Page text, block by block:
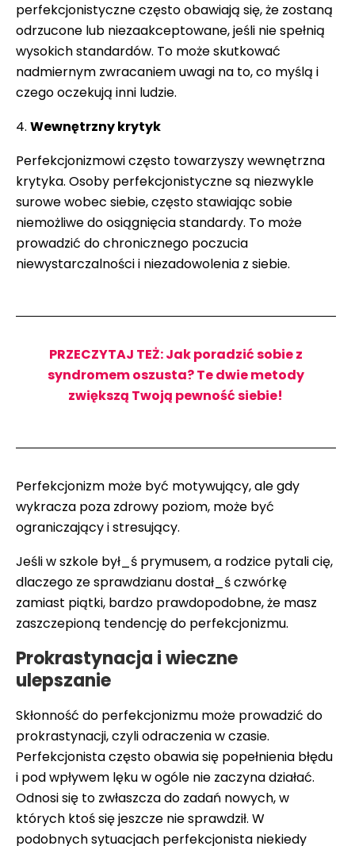
perfekcjonistyczne często obawiają się, że zostaną
odrzucone lub niezaakceptowane, jeśli nie spełnią
wysokich standardów. To może skutkować
nadmiernym zwracaniem uwagi na to, co myślą i
czego oczekują inni ludzie.
4️. Wewnętrzny krytyk
Perfekcjonizmowi często towarzyszy wewnętrzna
krytyka. Osoby perfekcjonistyczne są niezwykle
surowe wobec siebie, często stawiając sobie
niemożliwe do osiągnięcia standardy. To może
prowadzić do chronicznego poczucia
niewystarczalności i niezadowolenia z siebie.
PRZECZYTAJ TEŻ: Jak poradzić sobie z
syndromem oszusta? Te dwie metody
zwiększą Twoją pewność siebie!
Perfekcjonizm może być motywujący, ale gdy
wykracza poza zdrowy poziom, może być
ograniczający i stresujący.
Jeśli w szkole był_ś prymusem, a rodzice pytali cię,
dlaczego ze sprawdzianu dostał_ś czwórkę
zamiast piątki, bardzo prawdopodobne, że masz
zaszczepioną tendencję do perfekcjonizmu.
Prokrastynacja i wieczne
ulepszanie
Skłonność do perfekcjonizmu może prowadzić do
prokrastynacji, czyli odraczenia w czasie.
Perfekcjonista często obawia się popełnienia błędu
i pod wpływem lęku w ogóle nie zaczyna działać.
Odnosi się to zwłaszcza do zadań nowych, w
których ktoś się jeszcze nie sprawdził. W
podobnych sytuacjach perfekcjonista niekiedy